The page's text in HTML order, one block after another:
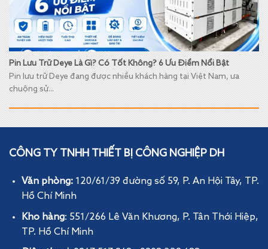
Pin Lưu Trữ Deye Là Gì? Có Tốt Không? 6 Ưu Điểm Nổi Bật
Pin lưu trữ Deye đang được nhiều khách hàng tại Việt Nam, ưa
chuộng sử...
CÔNG TY TNHH THIẾT BỊ CÔNG NGHIỆP DH
Văn phòng: 120/61/39 đường số 59, P. An Hội Tây, TP.
Hồ Chí Minh
Kho hàng: 551/266 Lê Văn Khương, P. Tân Thới Hiệp,
TP. Hồ Chí Minh